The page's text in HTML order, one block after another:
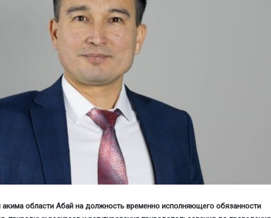
области Абай на должность временно исполняющего обязанности